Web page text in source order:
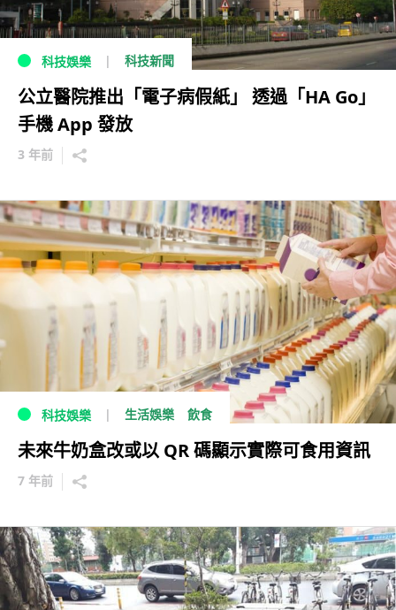
科技娛樂 科技新聞
公立醫院推出「電子病假紙」 透過「HA Go」
手機 App 發放
3 年前
科技娛樂 生活娛樂 飲食
未來牛奶盒改或以 QR 碼顯示實際可食用資訊
7 年前